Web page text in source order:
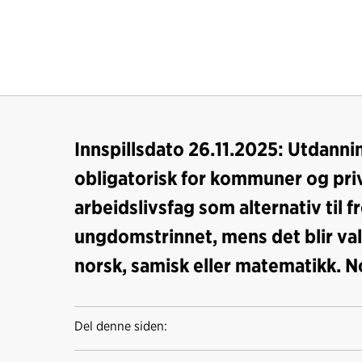
Innspillsdato 26.11.2025:
obligatorisk for kommuner og
arbeidslivsfag som alternativ til
ungdomstrinnet, mens det blir
norsk, samisk eller matematikk.
Del denne siden: